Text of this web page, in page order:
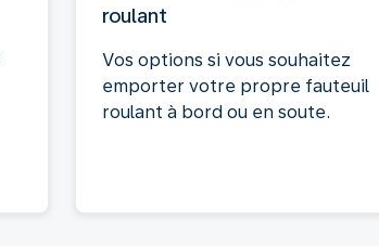
roulant
Vos options si vous souhaitez
emporter votre propre fauteuil
roulant à bord ou en soute.